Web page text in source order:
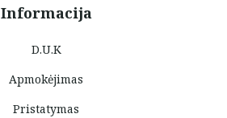
Informacija
D.U.K
Apmokėjimas
Pristatymas